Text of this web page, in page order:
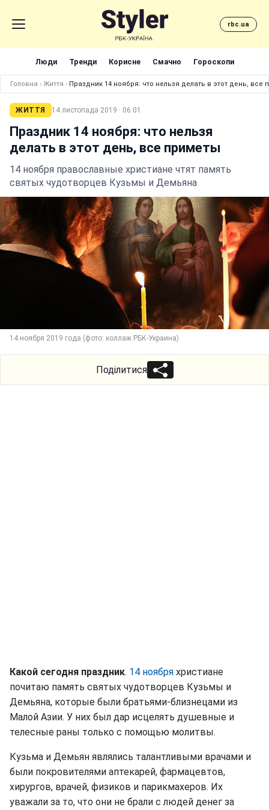
rbc.ua
Люди Тренди Корисне Смачно Гороскопи
Головна › Життя › Праздник 14 ноября: что нельзя делать в этот день, все
ЖИТТЯ 14 листопада 2019 · 06:01
Праздник 14 ноября: что нельзя
делать в этот день, все приметы
14 ноября православные христиане чтят память
святых чудотворцев Кузьмы и Демьяна
14 ноября 2019 года (фото: коллаж РБК-Украина)
Поділитися
Какой сегодня праздник. 14 ноября христиане
почитаю память святых чудотворцев Кузьмы и
Демьяна, которые были братьями-близнецами из
Малой Азии. У них был дар исцелять душевные и
телесные раны только с помощью молитвы.
Кузьма и Демьян являлись талантливыми врачами и
были покровителями аптекарей, фармацевтов,
хирургов, врачей, физиков и парикмахеров. Их
уважали за то, что они не брали с людей денег за